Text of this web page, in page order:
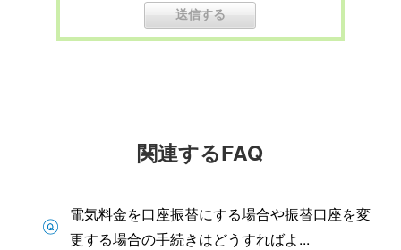
関連するFAQ
電気料金を口座振替にする場合や振替口座を変
更する場合の手続きはどうすればよ...